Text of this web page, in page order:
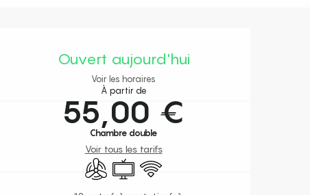
Ouvert aujourd'hui
Voir les horaires
À partir de
55,00 €
Chambre double
Voir tous les tarifs
Air conditionné
Télévision
WiFi